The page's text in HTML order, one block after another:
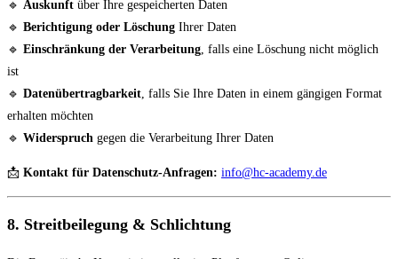
🔹 Auskunft über Ihre gespeicherten Daten
🔹 Berichtigung oder Löschung Ihrer Daten
🔹 Einschränkung der Verarbeitung, falls eine Löschung nicht möglich
ist
🔹 Datenübertragbarkeit, falls Sie Ihre Daten in einem gängigen Format
erhalten möchten
🔹 Widerspruch gegen die Verarbeitung Ihrer Daten
📩 Kontakt für Datenschutz-Anfragen: info@hc-academy.de
8. Streitbeilegung & Schlichtung